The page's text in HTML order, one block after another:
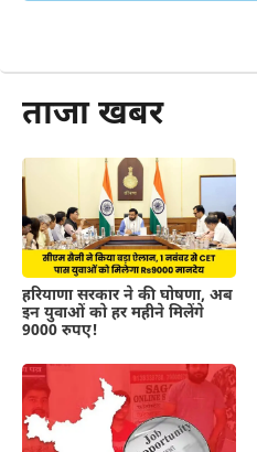
ताजा खबर
हरियाणा सरकार ने की घोषणा, अब
इन युवाओं को हर महीने मिलेंगे
9000 रुपए!